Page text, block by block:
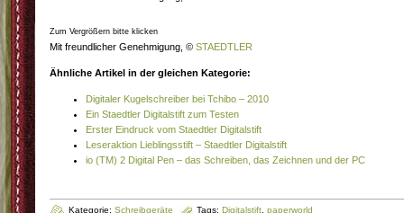
Zum Vergrößern bitte klicken
Mit freundlicher Genehmigung, © STAEDTLER
Ähnliche Artikel in der gleichen Kategorie:
Digitaler Kugelschreiber bei Tchibo – 2010
Ein Staedtler Digitalstift zum Testen
Erster Eindruck vom Staedtler Digitalstift
Leseraktion Lieblingsstift – Staedtler Digitalstift
io (TM) 2 Digital Pen – das Schreiben, das Zeichnen und der PC
Kategorie: Schreibgeräte Tags: Digitalstift paperworld